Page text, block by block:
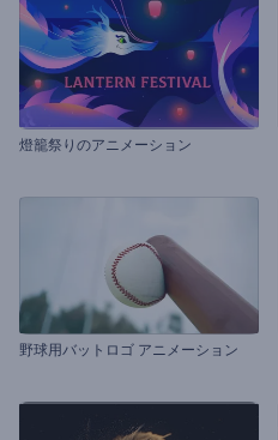
燈籠祭りのアニメーション
野球用バットロゴ アニメーション